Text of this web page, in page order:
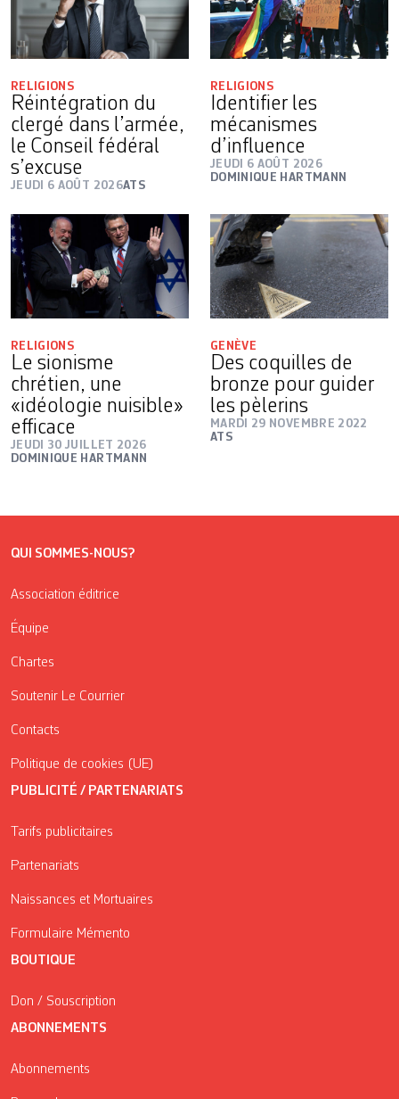
RELIGIONS
Réintégration du
clergé dans l’armée,
le Conseil fédéral
s’excuse
JEUDI 6 AOÛT 2026ATS
RELIGIONS
Identifier les
mécanismes
d’influence
JEUDI 6 AOÛT 2026
DOMINIQUE HARTMANN
RELIGIONS
Le sionisme
chrétien, une
«idéologie nuisible»
efficace
JEUDI 30 JUILLET 2026
DOMINIQUE HARTMANN
GENÈVE
Des coquilles de
bronze pour guider
les pèlerins
MARDI 29 NOVEMBRE 2022
ATS
QUI SOMMES-NOUS?
Association éditrice
Équipe
Chartes
Soutenir Le Courrier
Contacts
Politique de cookies (UE)
PUBLICITÉ / PARTENARIATS
Tarifs publicitaires
Partenariats
Naissances et Mortuaires
Formulaire Mémento
BOUTIQUE
Don / Souscription
ABONNEMENTS
Abonnements